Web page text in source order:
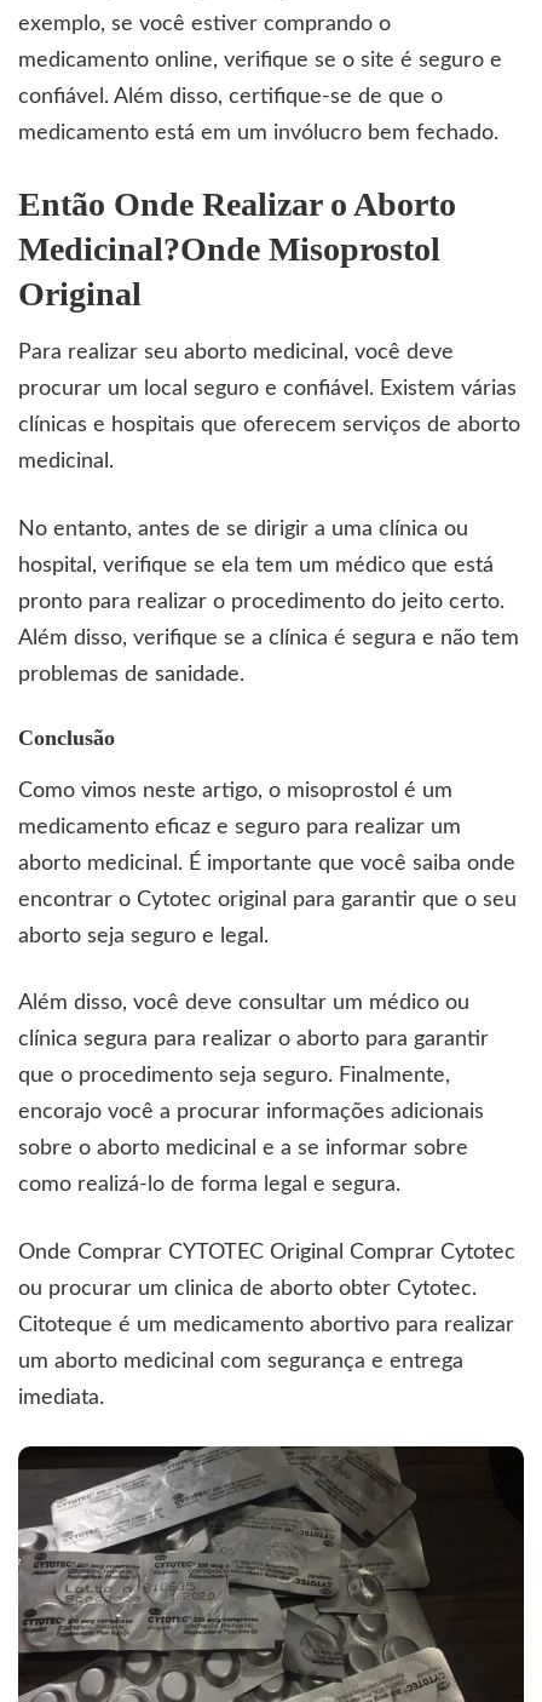
exemplo, se você estiver comprando o
medicamento online, verifique se o site é seguro e
confiável. Além disso, certifique-se de que o
medicamento está em um invólucro bem fechado.
Então Onde Realizar o Aborto
Medicinal?Onde Misoprostol
Original
Para realizar seu aborto medicinal, você deve
procurar um local seguro e confiável. Existem várias
clínicas e hospitais que oferecem serviços de aborto
medicinal.
No entanto, antes de se dirigir a uma clínica ou
hospital, verifique se ela tem um médico que está
pronto para realizar o procedimento do jeito certo.
Além disso, verifique se a clínica é segura e não tem
problemas de sanidade.
Conclusão
Como vimos neste artigo, o misoprostol é um
medicamento eficaz e seguro para realizar um
aborto medicinal. É importante que você saiba onde
encontrar o Cytotec original para garantir que o seu
aborto seja seguro e legal.
Além disso, você deve consultar um médico ou
clínica segura para realizar o aborto para garantir
que o procedimento seja seguro. Finalmente,
encorajo você a procurar informações adicionais
sobre o aborto medicinal e a se informar sobre
como realizá-lo de forma legal e segura.
Onde Comprar CYTOTEC Original Comprar Cytotec
ou procurar um clinica de aborto obter Cytotec.
Citoteque é um medicamento abortivo para realizar
um aborto medicinal com segurança e entrega
imediata.